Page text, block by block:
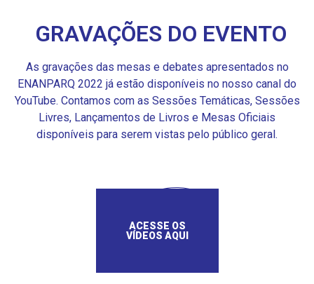
GRAVAÇÕES DO EVENTO
As gravações das mesas e debates apresentados no
ENANPARQ 2022 já estão disponíveis no nosso canal do
YouTube. Contamos com as Sessões Temáticas, Sessões
Livres, Lançamentos de Livros e Mesas Oficiais
disponíveis para serem vistas pelo público geral.
ACESSE OS
VÍDEOS AQUI